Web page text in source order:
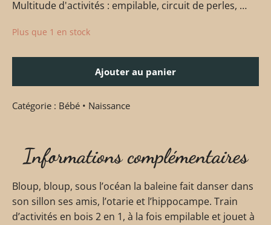
Multitude d'activités : empilable, circuit de perles, …
Plus que 1 en stock
Ajouter au panier
Catégorie : Bébé • Naissance
Informations complémentaires
Bloup, bloup, sous l’océan la baleine fait danser dans
son sillon ses amis, l’otarie et l’hippocampe. Train
d’activités en bois 2 en 1, à la fois empilable et jouet à